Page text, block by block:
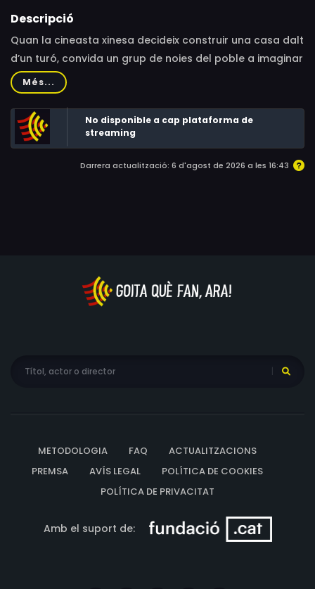
Descripció
Quan la cineasta xinesa decideix construir una casa dalt
d’un turó, convida un grup de noies del poble a imaginar
aquest espai i a filmar-ne el procés amb ella.
Més...
No disponible a cap plataforma de
streaming
Darrera actualització: 6 d'agost de 2026 a les 16:43
METODOLOGIA FAQ
ACTUALITZACIONS
PREMSA
AVÍS LEGAL
POLÍTICA DE COOKIES
POLÍTICA DE PRIVACITAT
Amb el suport de: